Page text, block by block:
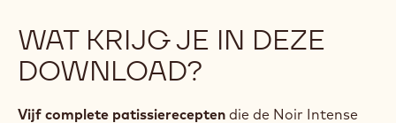
WAT KRIJG JE IN DEZE
DOWNLOAD?
Vijf complete patissierecepten die de Noir Intense